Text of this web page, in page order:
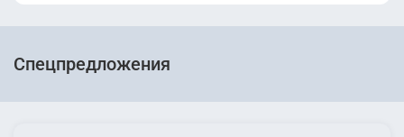
Спецпредложения